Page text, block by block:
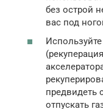
без острой
вас под
предвидеть
отпускать